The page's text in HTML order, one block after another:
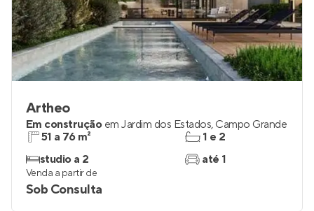
Artheo
Em construção em Jardim dos Estados, Campo Grande
51 a 76 m²
studio a 2
1 e 2
até 1
Venda a partir de
Sob Consulta